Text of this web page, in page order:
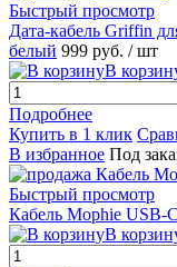
Быстрый просмотр
Дата-кабель Griffin
белый 999 руб. / шт
В
Подробнее
Купить в 1 клик
В избранное Под
Быстрый просмотр
Кабель Mophie USB-
В